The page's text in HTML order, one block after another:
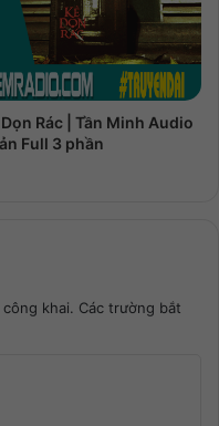
Dọn Rác | Tần Minh Audio
Full 3 phần
khai. Các trường bắt